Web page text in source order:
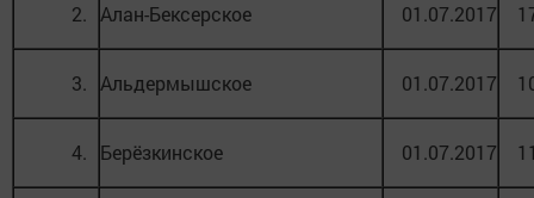
2. Алан-Бексерское 01.07.2017
3. Альдермышское 01.07.2017
4. Берёзкинское 01.07.2017